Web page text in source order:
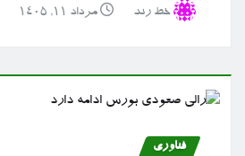
خط رند مرداد ۱۱, ۱۴۰۵
فناوری